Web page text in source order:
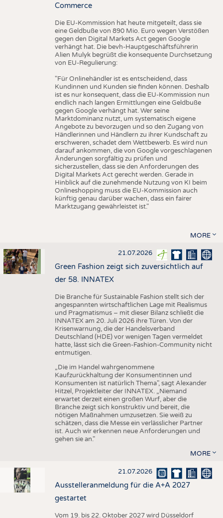
Commerce
Die EU-Kommission hat heute mitgeteilt, dass sie
eine Geldbuße von 890 Mio. Euro wegen Verstößen
gegen den Digital Markets Act gegen Google
verhängt hat. Die bevh-Hauptgeschäftsführerin
Alien Mulyk begrüßt die konsequente Durchsetzung
von EU-Regulierung:
"Für Onlinehändler ist es entscheidend, dass
Kundinnen und Kunden sie finden können. Deshalb
ist es nur konsequent, dass die EU-Kommission nun
endlich nach langen Ermittlungen eine Geldbuße
gegen Google verhängt hat. Wer seine
Marktdominanz nutzt, um systematisch eigene
Angebote zu bevorzugen und so den Zugang von
Händlerinnen und Händlern zu ihrer Kundschaft zu
erschweren, schadet dem Wettbewerb. Es wird nun
darauf ankommen, die von Google vorgeschlagenen
Änderungen sorgfältig zu prüfen und
sicherzustellen, dass sie den Anforderungen des
Digital Markets Act gerecht werden. Gerade in
Hinblick auf die zunehmende Nutzung von KI beim
Onlineshopping muss die EU-Kommission auch
künftig genau darüber wachen, dass ein fairer
Marktzugang gewährleistet ist."
MORE
21.07.2026
Green Fashion zeigt sich zuversichtlich auf
der 58. INNATEX
Die Branche für Sustainable Fashion stellt sich der
angespannten wirtschaftlichen Lage mit Realismus
und Pragmatismus – mit dieser Bilanz schließt die
INNATEX am 20. Juli 2026 ihre Türen. Von der
Krisenwarnung, die der Handelsverband
Deutschland (HDE) vor wenigen Tagen vermeldet
hatte, lässt sich die Green-Fashion-Community nicht
entmutigen.
„Die im Handel wahrgenommene
Kaufzurückhaltung der Konsumentinnen und
Konsumenten ist natürlich Thema", sagt Alexander
Hitzel, Projektleiter der INNATEX. „Niemand
erwartet derzeit einen großen Wurf, aber die
Branche zeigt sich konstruktiv und bereit, die
nötigen Maßnahmen umzusetzen. Sie weiß zu
schätzen, dass die Messe ein verlässlicher Partner
ist. Auch wir erkennen neue Anforderungen und
gehen sie an."
MORE
21.07.2026
Ausstelleranmeldung für die A+A 2027
gestartet
Vom 19. bis 22. Oktober 2027 wird Düsseldorf